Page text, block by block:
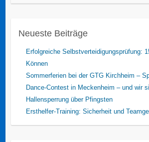
Neueste Beiträge
Erfolgreiche Selbstverteidigungsprüfung:
Können
Sommerferien bei der GTG Kirchheim –
Dance-Contest in Meckenheim – und wir
Hallensperrung über Pfingsten
Ersthelfer-Training: Sicherheit und